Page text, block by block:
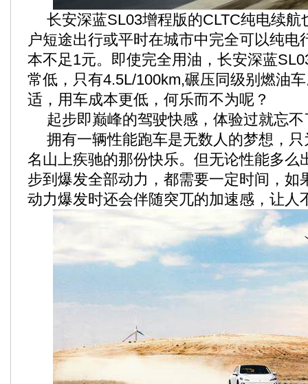
长安深蓝SL03增程版的CLTC纯电续航
户短途出行或平时在城市中完全可以纯电
本不足1元。即使完全用油，长安深蓝
常低，只有4.5L/100km,碾压同级别燃油
适，用车成本更低，何乐而不为呢？
起步即巅峰的驾驶快感，体验过就忘不
拥有一辆性能跑车是无数人的梦想，
名山上疾驰的那份快乐。但无论性能多么
步到爆发全部动力，都需要一定时间，如
动力爆发时还会伴随突兀的加速感，让人